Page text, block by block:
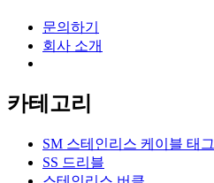
문의하기
회사 소개
카테고리
SM 스테인리스 케이블 태그
SS 드리블